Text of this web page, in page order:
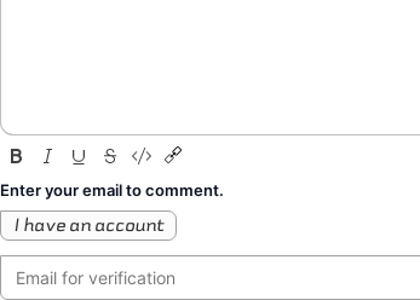
Enter your email to comment.
I have an account